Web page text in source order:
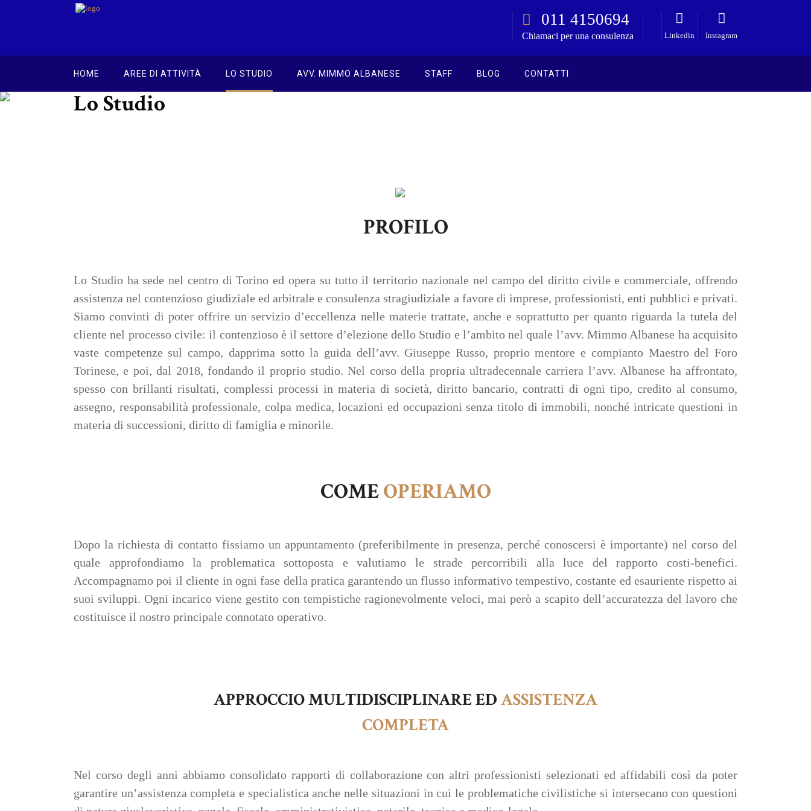
011 4150694
Chiamaci per una consulenza Linkedin Instagram
HOME AREE DI ATTIVITÀ LO STUDIO AVV. MIMMO ALBANESE STAFF BLOG CONTATTI
Lo Studio
PROFILO
Lo Studio ha sede nel centro di Torino ed opera su tutto il territorio nazionale nel campo del diritto civile e commerciale, offrendo
assistenza nel contenzioso giudiziale ed arbitrale e consulenza stragiudiziale a favore di imprese, professionisti, enti pubblici e privati.
Siamo convinti di poter offrire un servizio d’eccellenza nelle materie trattate, anche e soprattutto per quanto riguarda la tutela del
cliente nel processo civile: il contenzioso è il settore d’elezione dello Studio e l’ambito nel quale l’avv. Mimmo Albanese ha acquisito
vaste competenze sul campo, dapprima sotto la guida dell’avv. Giuseppe Russo, proprio mentore e compianto Maestro del Foro
Torinese, e poi, dal 2018, fondando il proprio studio. Nel corso della propria ultradecennale carriera l’avv. Albanese ha affrontato,
spesso con brillanti risultati, complessi processi in materia di società, diritto bancario, contratti di ogni tipo, credito al consumo,
assegno, responsabilità professionale, colpa medica, locazioni ed occupazioni senza titolo di immobili, nonché intricate questioni in
materia di successioni, diritto di famiglia e minorile.
COMEOPERIAMO
Dopo la richiesta di contatto fissiamo un appuntamento (preferibilmente in presenza, perché conoscersi è importante) nel corso del
quale approfondiamo la problematica sottoposta e valutiamo le strade percorribili alla luce del rapporto costi-benefici.
Accompagnamo poi il cliente in ogni fase della pratica garantendo un flusso informativo tempestivo, costante ed esauriente rispetto ai
suoi sviluppi. Ogni incarico viene gestito con tempistiche ragionevolmente veloci, mai però a scapito dell’accuratezza del lavoro che
costituisce il nostro principale connotato operativo.
APPROCCIO MULTIDISCIPLINARE EDASSISTENZA
COMPLETA
Nel corso degli anni abbiamo consolidato rapporti di collaborazione con altri professionisti selezionati ed affidabili così da poter
garantire un’assistenza completa e specialistica anche nelle situazioni in cui le problematiche civilistiche si intersecano con questioni